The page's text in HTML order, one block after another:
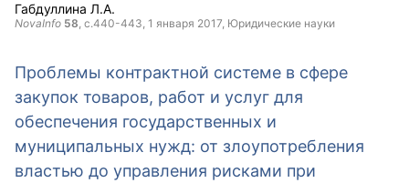
Габдуллина Л.А.
NovaInfo 58, с.440-443, 1 января 2017, Юридические науки
Проблемы контрактной системе в сфере
закупок товаров, работ и услуг для
обеспечения государственных и
муниципальных нужд: от злоупотребления
властью до управления рисками при